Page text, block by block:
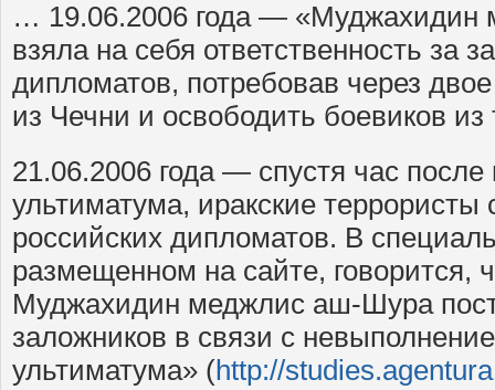
… 19.06.2006 года —
взяла на себя ответственность за
дипломатов, потребовав через
из Чечни и освободить боевиков
21.06.2006 года — спустя час после
ультиматума, иракские
российских дипломатов. В
размещенном на сайте, говорится,
Муджахидин меджлис аш-Шура
заложников в связи с
ультиматума» (http://